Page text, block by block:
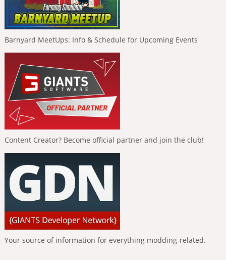
Barnyard MeetUps: Info & Schedule for Upcoming Events
Content Creator? Become official partner and join the club!
Your source of information for everything modding-related.